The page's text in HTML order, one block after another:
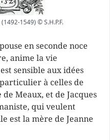
1549) © S.H.P.F.
en seconde noce
anime la vie
sensible aux idées
à celles de
Meaux, et de Jacques
qui veulent
est la mère de Jeanne